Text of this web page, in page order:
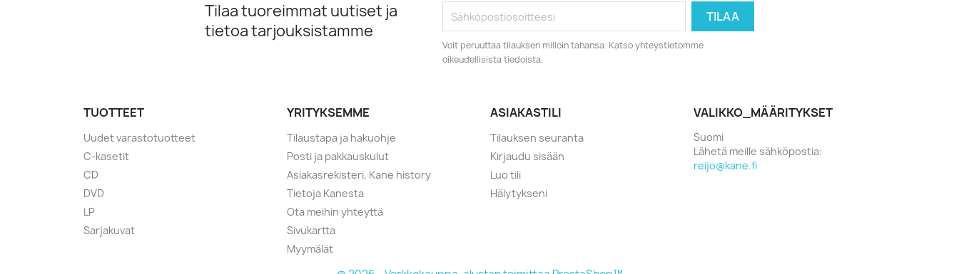
Tilaa tuoreimmat uutiset ja
tietoa tarjouksistamme
Voit peruuttaa tilauksen milloin tahansa. Katso yhteystietomme
oikeudellisista tiedoista.
TUOTTEET
Uudet varastotuotteet
C-kasetit
CD
DVD
LP
Sarjakuvat
YRITYKSEMME
Tilaustapa ja hakuohje
Posti ja pakkauskulut
Asiakasrekisteri, Kane history
Tietoja Kanesta
Ota meihin yhteyttä
Sivukartta
Myymälät
ASIAKASTILI
Tilauksen seuranta
Kirjaudu sisään
Luo tili
Hälytykseni
VALIKKO_MÄÄRITYKSET
Suomi
Lähetä meille sähköpostia:
reijo@kane.fi